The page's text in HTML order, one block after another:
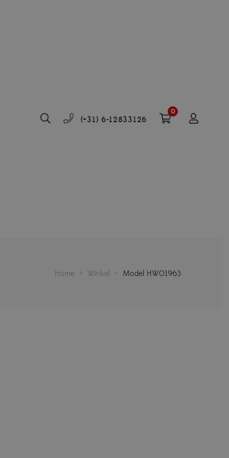
(+31) 6-12833126
0
Home > Winkel > Model HW01963